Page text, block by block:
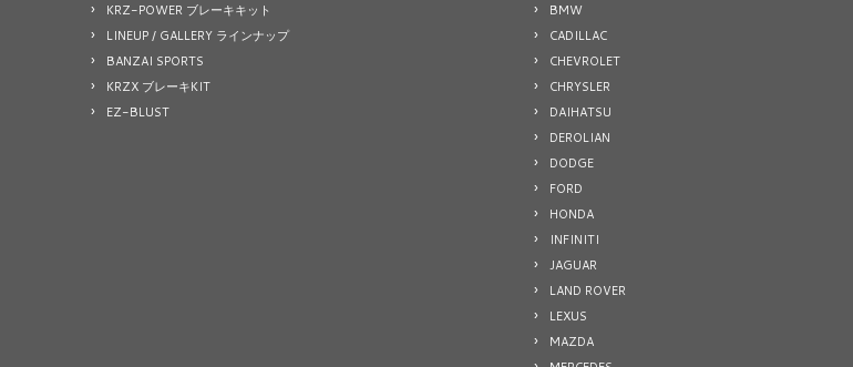
KRZ-POWER ブレーキキット
LINEUP / GALLERY ラインナップ
BANZAI SPORTS
KRZX ブレーキKIT
EZ-BLUST
BMW
CADILLAC
CHEVROLET
CHRYSLER
DAIHATSU
DEROLIAN
DODGE
FORD
HONDA
INFINITI
JAGUAR
LAND ROVER
LEXUS
MAZDA